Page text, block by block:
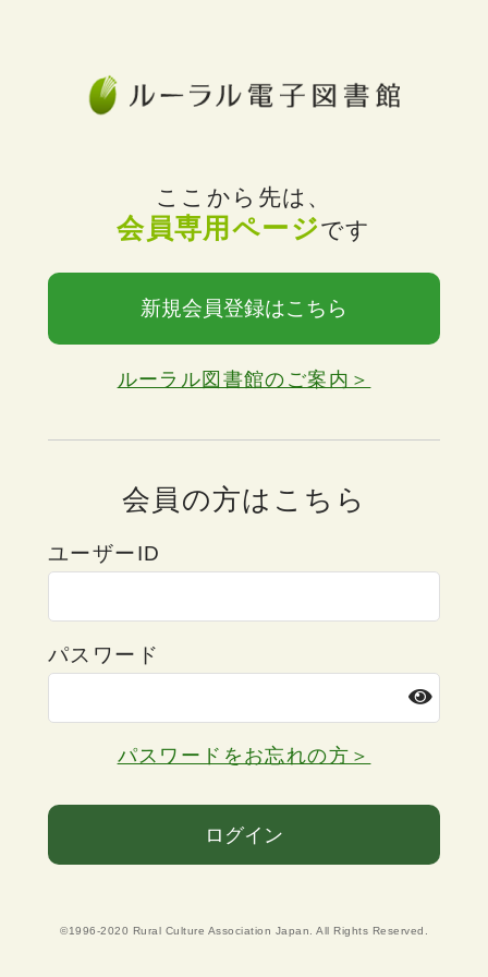
ここから先は、
会員専用ページです
新規会員登録はこちら
ルーラル図書館のご案内＞
会員の方はこちら
ユーザーID
パスワード
パスワードをお忘れの方＞
ログイン
©1996-2020 Rural Culture Association Japan. All Rights Reserved.